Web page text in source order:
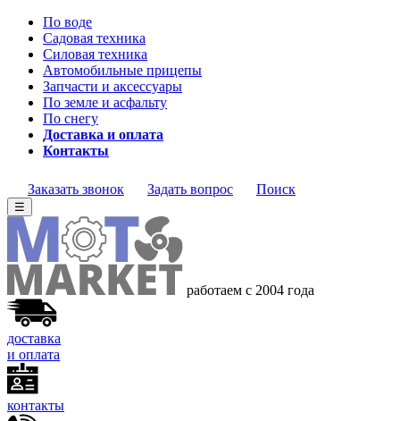
По воде
Садовая техника
Силовая техника
Автомобильные прицепы
Запчасти и аксессуары
По земле и асфальту
По снегу
Доставка и оплата
Контакты
Заказать звонок Задать вопрос Поиск
☰
работаем с 2004 года
доставка
и оплата
контакты